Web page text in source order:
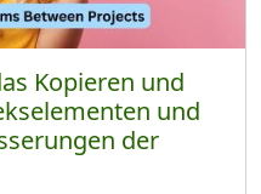
Kopieren und
und
der